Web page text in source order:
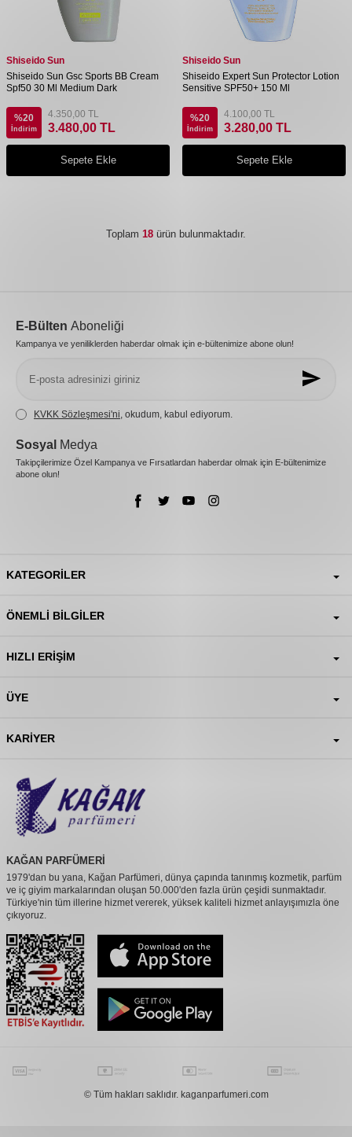
Shiseido Sun
Shiseido Sun Gsc Sports BB Cream
Spf50 30 Ml Medium Dark
%20
İndirim
4.350,00 TL
3.480,00 TL
Sepete Ekle
Shiseido Sun
Shiseido Expert Sun Protector Lotion
Sensitive SPF50+ 150 Ml
%20
İndirim
4.100,00 TL
3.280,00 TL
Sepete Ekle
Toplam 18 ürün bulunmaktadır.
E-Bülten Aboneliği
Kampanya ve yeniliklerden haberdar olmak için e-bültenimize abone olun!
KVKK Sözleşmesi'ni , okudum, kabul ediyorum.
Sosyal Medya
Takipçilerimize Özel Kampanya ve Fırsatlardan haberdar olmak için E-bültenimize
abone olun!
KATEGORILER
ÖNEMLI BILGILER
HIZLI ERIŞIM
ÜYE
KARIYER
KAĞAN PARFÜMERİ
1979'dan bu yana, Kağan Parfümeri, dünya çapında tanınmış kozmetik, parfüm
ve iç giyim markalarından oluşan 50.000'den fazla ürün çeşidi sunmaktadır.
Türkiye'nin tüm illerine hizmet vererek, yüksek kaliteli hizmet anlayışımızla öne
çıkıyoruz.
© Tüm hakları saklıdır. kaganparfumeri.com